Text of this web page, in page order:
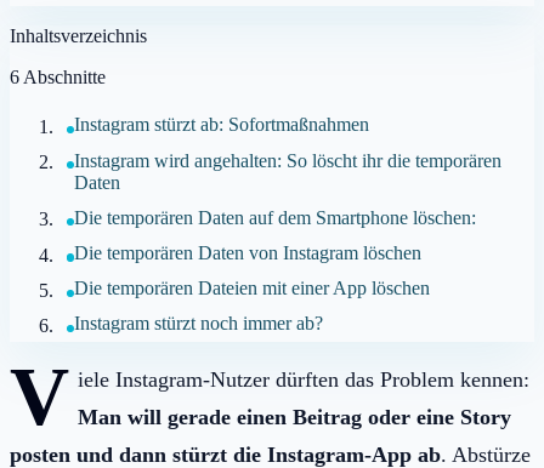
Inhaltsverzeichnis
6 Abschnitte
Instagram stürzt ab: Sofortmaßnahmen
Instagram wird angehalten: So löscht ihr die temporären
Daten
Die temporären Daten auf dem Smartphone löschen:
Die temporären Daten von Instagram löschen
Die temporären Dateien mit einer App löschen
Instagram stürzt noch immer ab?
V iele Instagram-Nutzer dürften das Problem kennen:
Man will gerade einen Beitrag oder eine Story
posten und dann stürzt die Instagram-App ab. Abstürze